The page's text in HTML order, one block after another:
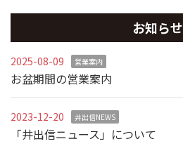
お知らせ
2025-08-09 営業案内
お盆期間の営業案内
2023-12-20 井出信NEWS
「井出信ニュース」について